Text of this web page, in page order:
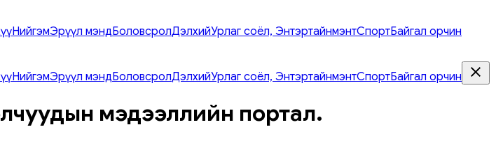
НийгэмЭрүүл мэндБоловсролДэлхийУрлаг соёл, ЭнтэртайнмэнтСпортБайгал орчин
НийгэмЭрүүл мэндБоловсролДэлхийУрлаг соёл, ЭнтэртайнмэнтСпортБайгал орчин
мэдээллийн портал.